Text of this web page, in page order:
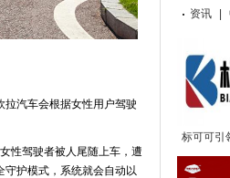
汽车会根据女性用户驾驶
性驾驶者被人尾随上车，遭
护模式，系统就会自动以
资讯
标可可引
推